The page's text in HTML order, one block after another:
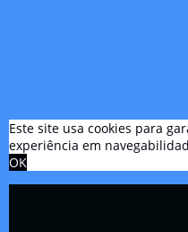
Este site usa cookies para
experiência em
OK